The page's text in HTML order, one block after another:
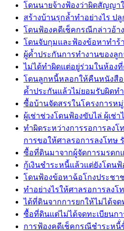
โดนนายจ้างฟ้องว่าผิดสัญญา
สร้างบ้านรุกล้ำทำอย่างไร ป
โดนฟ้องคดีเช็คกรณีกล่าวอ้า
โดนจับกุมและฟ้องข้อหาทำร้
ผู้ค้ำประกันการทำงานของลู
ไม่ได้ทำผิดแต่อยู่ร่วมในห้องที่
โดนลูกหนี้หลอกให้คืนหนังสือ
ค้ำประกันแล้วไม่ยอมรับผิดทำ
ซื้อบ้านจัดสรรในโครงการห
ผู้เช่าช่วงโดนฟ้องขับไล่ ผู้เช่
ทำผิดระหว่างการรอการลง
การขอให้ศาลรอการลงโทษ
ซื้อที่ดินมาจากผู้จัดการมรดก
กู้เงินชำระหนี้แล้วแต่ยังโดน
โดนฟ้องข้อหาฉ้อโกงประชา
ทำอย่างไรให้ศาลรอการลง
ได้ที่ดินจากการยกให้ไม่ได้จ
ซื้อที่ดินแต่ไม่ได้จดทะเบียนก
การฟ้องคดีเช็คกรณีชำระหนี้่